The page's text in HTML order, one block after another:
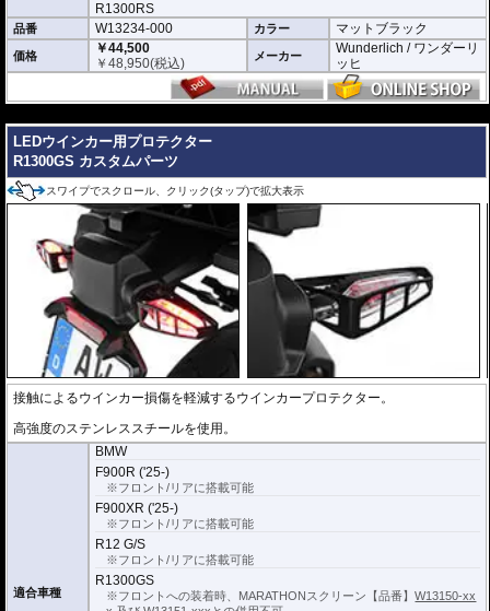
本体カラー : マットブラック
レンズカラー : クリアー
取付アダプター : ブラック
取り付けアダプター/ケーブルキット付属。
取付に必要なキットがすべて含まれており、面倒なはんだ付けも不要。簡単に
※左右セット
※車検適合
R1300RS
品番 W13234-000 カラー マットブラック
価格
￥44,500
￥48,950(税込) メーカー
Wunderlich / ワンダーリ
ッヒ
LEDウインカー用プロテクター
R1300GS カスタムパーツ
スワイプでスクロール、クリック(タップ)で拡大表示
接触によるウインカー損傷を軽減するウインカープロテクター。
高強度のステンレススチールを使用。
適合車種
BMW
F900R ('25-)
※フロント/リアに搭載可能
F900XR ('25-)
※フロント/リアに搭載可能
R12 G/S
※フロント/リアに搭載可能
R1300GS
※フロントへの装着時、MARATHONスクリーン【品番】W13150-xx